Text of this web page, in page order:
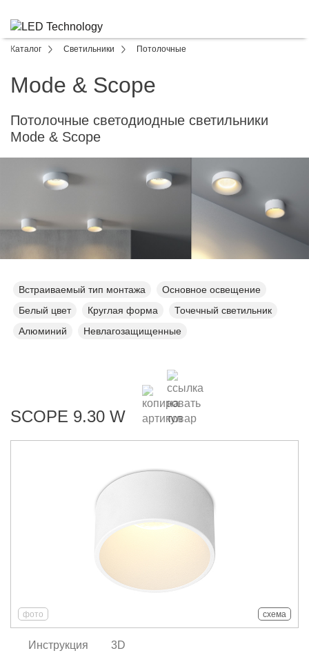
Каталог Светильники Потолочные
Mode & Scope
Потолочные светодиодные светильники
Mode & Scope
Встраиваемый тип монтажа
Основное освещение
Белый цвет
Круглая форма
Точечный светильник
Алюминий
Невлагозащищенные
SCOPE 9.30 W
фото схема
Инструкция 3D